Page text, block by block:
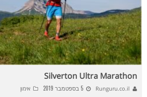
Silverton Ultra Marathon
Runguru.co.il 5 בספטמבר 2019 אימון